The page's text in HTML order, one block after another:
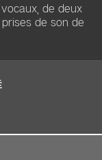
de deux
de son de